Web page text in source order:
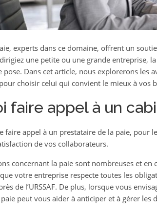
experts dans ce domaine, offrent un
une petite ou une grande entreprise,
pose. Dans cet article, nous explorerons les
choisir celui qui convient le mieux à vos
faire appel à un
faire appel à un prestataire de la paie, pour
de vos collaborateurs.
concernant la paie sont nombreuses et
votre entreprise respecte toutes les
de l’URSSAF. De plus, lorsque vous
peut vous aider à anticiper et à gérer les